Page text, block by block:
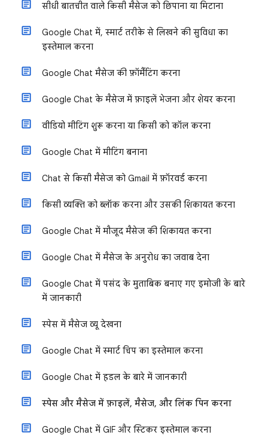
सीधी बातचीत वाले किसी मैसेज को छिपाना या मिटाना
Google Chat में, स्मार्ट तरीके से लिखने की सुविधा का
इस्तेमाल करना
Google Chat मैसेज की फ़ॉर्मैटिंग करना
Google Chat के मैसेज में फ़ाइलें भेजना और शेयर करना
वीडियो मीटिंग शुरू करना या किसी को कॉल करना
Google Chat में मीटिंग बनाना
Chat से किसी मैसेज को Gmail में फ़ॉरवर्ड करना
किसी व्यक्ति को ब्लॉक करना और उसकी शिकायत करना
Google Chat में मौजूद मैसेज की शिकायत करना
Google Chat में मैसेज के अनुरोध का जवाब देना
Google Chat में पसंद के मुताबिक बनाए गए इमोजी के बारे
में जानकारी
स्पेस में मैसेज व्यू देखना
Google Chat में स्मार्ट चिप का इस्तेमाल करना
Google Chat में हडल के बारे में जानकारी
स्पेस और मैसेज में फ़ाइलें, मैसेज, और लिंक पिन करना
Google Chat में GIF और स्टिकर इस्तेमाल करना